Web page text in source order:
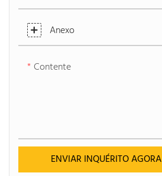
Anexo
Contente
ENVIAR INQUÉRITO AGORA